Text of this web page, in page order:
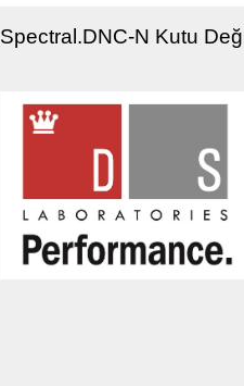
Spectral.DNC-N Kutu